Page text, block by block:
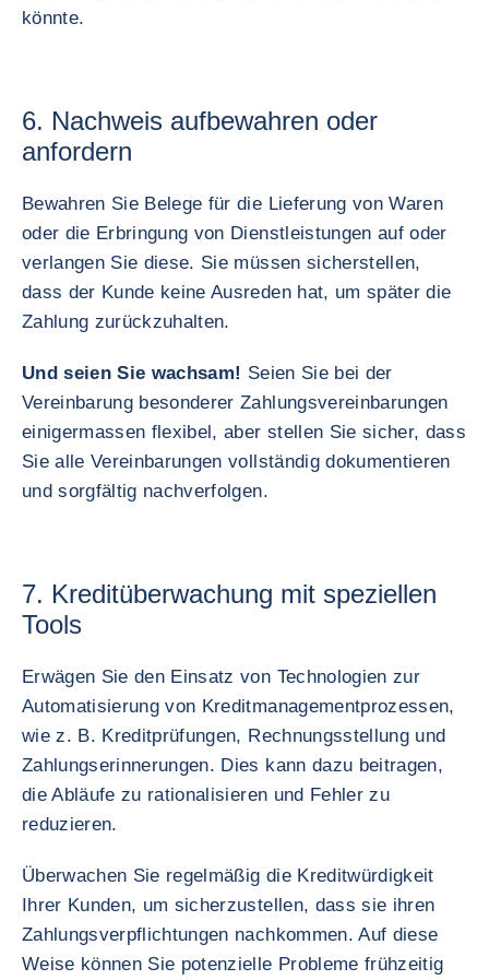
könnte.
6. Nachweis aufbewahren oder
anfordern
Bewahren Sie Belege für die Lieferung von Waren
oder die Erbringung von Dienstleistungen auf oder
verlangen Sie diese. Sie müssen sicherstellen,
dass der Kunde keine Ausreden hat, um später die
Zahlung zurückzuhalten.
Und seien Sie wachsam! Seien Sie bei der
Vereinbarung besonderer Zahlungsvereinbarungen
einigermassen flexibel, aber stellen Sie sicher, dass
Sie alle Vereinbarungen vollständig dokumentieren
und sorgfältig nachverfolgen.
7. Kreditüberwachung mit speziellen
Tools
Erwägen Sie den Einsatz von Technologien zur
Automatisierung von Kreditmanagementprozessen,
wie z. B. Kreditprüfungen, Rechnungsstellung und
Zahlungserinnerungen. Dies kann dazu beitragen,
die Abläufe zu rationalisieren und Fehler zu
reduzieren.
Überwachen Sie regelmäßig die Kreditwürdigkeit
Ihrer Kunden, um sicherzustellen, dass sie ihren
Zahlungsverpflichtungen nachkommen. Auf diese
Weise können Sie potenzielle Probleme frühzeitig